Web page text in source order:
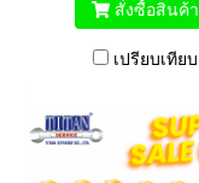
สั่งซื้อสินค้า
เปรียบเทียบ